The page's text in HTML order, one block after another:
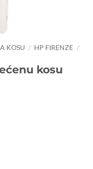
KOSU / HP FIRENZE /
kosu